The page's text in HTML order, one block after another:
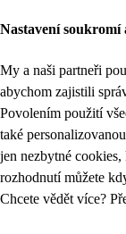
Nastavení soukromí
My a naši partneři
abychom zajistili
Povolením použití
také
jen nezbytné
rozhodnutí můžete
Chcete vědět více?